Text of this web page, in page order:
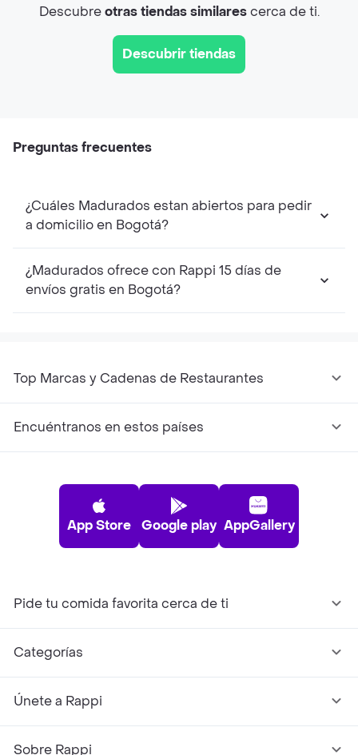
Descubreotras tiendas similarescerca de ti.
Descubrir tiendas
Preguntas frecuentes
¿Cuáles Madurados estan abiertos para pedir
a domicilio en Bogotá?
¿Madurados ofrece con Rappi 15 días de
envíos gratis en Bogotá?
Top Marcas y Cadenas de Restaurantes
Encuéntranos en estos países
App Store Google play AppGallery
Pide tu comida favorita cerca de ti
Categorías
Únete a Rappi
Sobre Rappi